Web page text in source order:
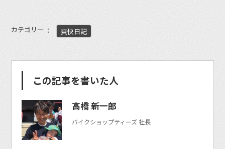
カテゴリー 爽快日記
この記事を書いた人
高橋 新一郎
バイクショップティーズ 社長